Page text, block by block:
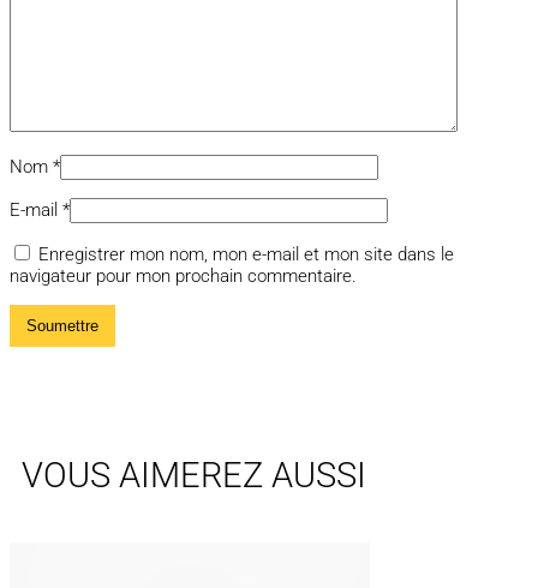
Nom *
E-mail *
Enregistrer mon nom, mon e-mail et mon site dans le
navigateur pour mon prochain commentaire.
VOUS AIMEREZ AUSSI